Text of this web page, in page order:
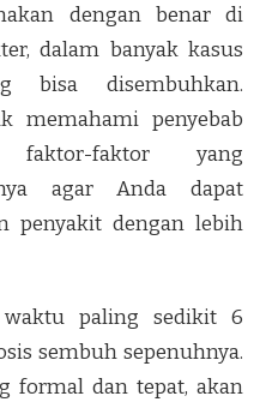
dengan benar di
dalam banyak kasus
bisa disembuhkan.
memahami penyebab
faktor yang
agar Anda dapat
penyakit dengan lebih
waktu paling sedikit 6
sembuh sepenuhnya.
formal dan tepat, akan